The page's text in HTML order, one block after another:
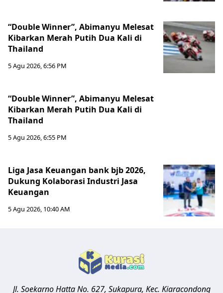
“Double Winner”, Abimanyu Melesat
Kibarkan Merah Putih Dua Kali di
Thailand
5 Agu 2026, 6:56 PM
“Double Winner”, Abimanyu Melesat
Kibarkan Merah Putih Dua Kali di
Thailand
5 Agu 2026, 6:55 PM
Liga Jasa Keuangan bank bjb 2026,
Dukung Kolaborasi Industri Jasa
Keuangan
5 Agu 2026, 10:40 AM
Jl. Soekarno Hatta No. 627, Sukapura, Kec. Kiaracondong